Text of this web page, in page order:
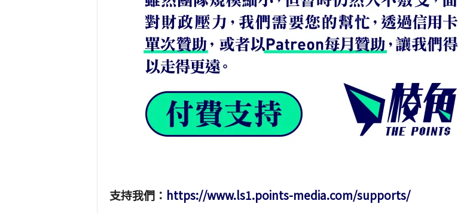
支持我們： https://www.ls1.points-media.com/supports/